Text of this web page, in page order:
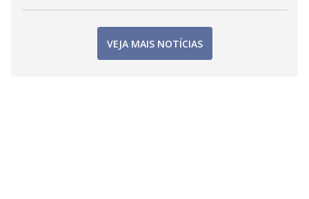
VEJA MAIS NOTÍCIAS